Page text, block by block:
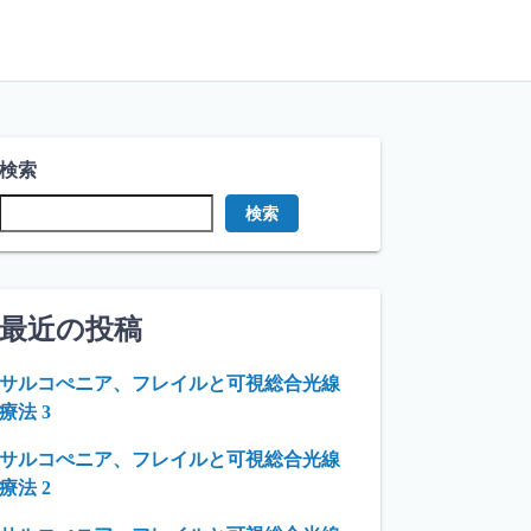
検索
検索
最近の投稿
サルコぺニア、フレイルと可視総合光線
療法 3
サルコぺニア、フレイルと可視総合光線
療法 2